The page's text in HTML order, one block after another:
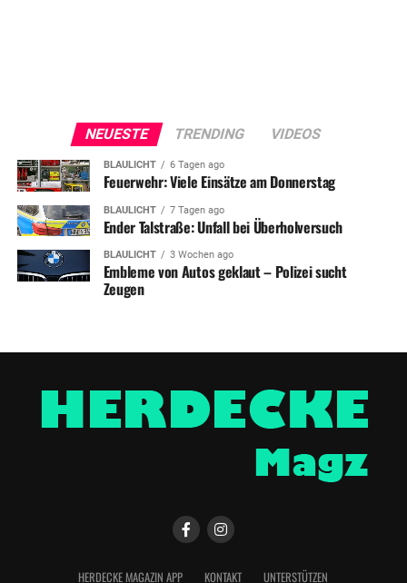
NEUESTE TRENDING VIDEOS
BLAULICHT 6 Tagen ago
Feuerwehr: Viele Einsätze am Donnerstag
BLAULICHT 7 Tagen ago
Ender Talstraße: Unfall bei Überholversuch
BLAULICHT 3 Wochen ago
Embleme von Autos geklaut – Polizei sucht
Zeugen
HERDECKE MAGAZIN APP KONTAKT UNTERSTÜTZEN